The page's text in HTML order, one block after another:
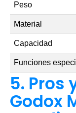
Peso
Material
Capacidad
Funciones
5. Pros
Godox